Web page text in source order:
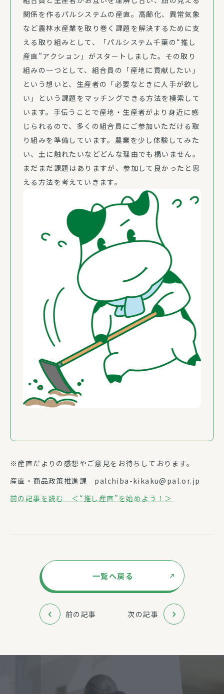
関係を作るパルシステムの産直。高齢化、異常気象
など農林水産業を取り巻く課題を解決するために支
える取り組みとして、「パルシステム千葉の“推し
産直”アクション」がスタートしました。その取り
組みの一つとして、組合員の「産地に貢献したい」
という想いと、生産者の「必要なときに人手が欲し
い」という課題をマッチングできる方法を模索して
います。手伝うことで産地・生産者がより身近に感
じられるので、多くの組合員にご参加いただける取
り組みを準備しています。農業を少し体験してみた
い、土に触れたいなどどんな理由でも構いません。
まだまだ課題はありますが、参加して良かったと思
える方法を考えていきます。
※産直だよりの感想やご意見をお待ちしております。
産直・商品政策推進課 palchiba-kikaku@pal.or.jp
前の記事を読む ＜“推し産直”を始めよう！＞
一覧へ戻る
前の記事 次の記事